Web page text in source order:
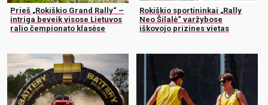
Prieš „Rokiškio Grand Rally“ –
intriga beveik visose Lietuvos
ralio čempionato klasėse
Rokiškio sportininkai „Rally
Neo Šilalė“ varžybose
iškovojo prizines vietas